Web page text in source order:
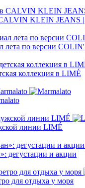
CALVIN KLEIN
по версии
коллекция в LIMÉ
линии LIMÉ
дегустации и акции
для отдыха у моря